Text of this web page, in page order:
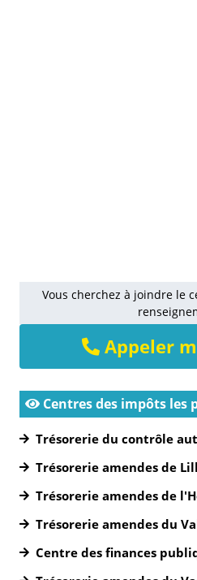
Vous cherchez à joindre le
Appeler
Centres des impôts les
Trésorerie du contrôle
Trésorerie amendes de
Trésorerie amendes de
Trésorerie amendes du
Centre des finances